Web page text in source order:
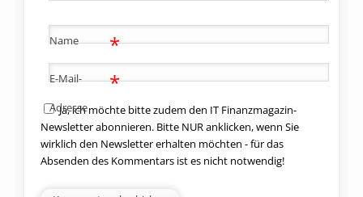
Name *
E-Mail-
Adresse
*
Ja, ich möchte bitte zudem den IT Finanzmagazin-
Newsletter abonnieren. Bitte NUR anklicken, wenn Sie
wirklich den Newsletter erhalten möchten - für das
Absenden des Kommentars ist es nicht notwendig!